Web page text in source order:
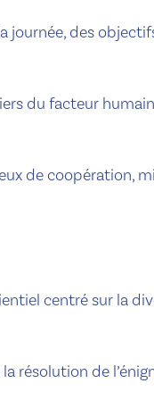
des
du facteur
de coopération,
centré sur la
résolution de